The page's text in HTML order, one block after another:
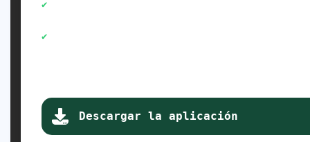
Descargar la aplicación